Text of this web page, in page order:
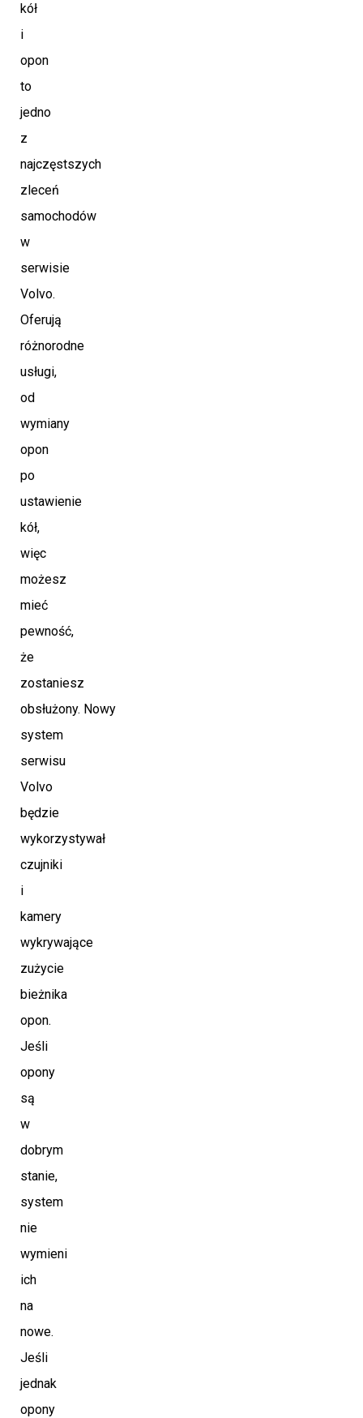
kół
i
opon
to
jedno
z
najczęstszych
zleceń
samochodów
w
serwisie
Volvo.
Oferują
różnorodne
usługi,
od
wymiany
opon
po
ustawienie
kół,
więc
możesz
mieć
pewność,
że
zostaniesz
obsłużony. Nowy
system
serwisu
Volvo
będzie
wykorzystywał
czujniki
i
kamery
wykrywające
zużycie
bieżnika
opon.
Jeśli
opony
są
w
dobrym
stanie,
system
nie
wymieni
ich
na
nowe.
Jeśli
jednak
opony